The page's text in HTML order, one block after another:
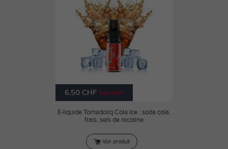
6,50 CHF 7,90 CHF
E-liquide Tornadoliq Cola Ice : soda cola,
frais, sels de nicotine
Voir produit